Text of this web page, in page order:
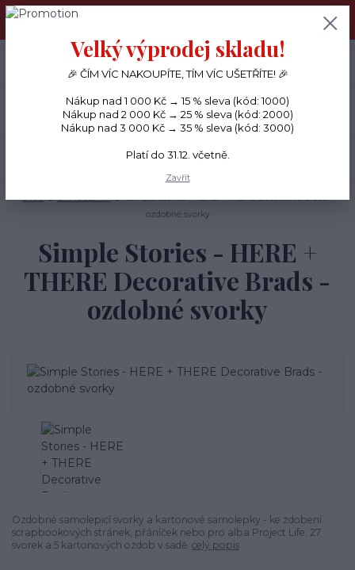
PŘÁNÍČKA a PAPÍROVÉ DÁRKY odesílám každý den, KREATIVNÍ
Menu
CZK
+420 734 380 930
(Po-Ne, 8-20 hod.)
ozdobné svorky
Simple Stories - HERE +
THERE Decorative Brads -
ozdobné svorky
Ozdobné samolepicí svorky a kartonové samolepky - ke zdobení
scrapbookových stránek, přáníček nebo pro alba Project Life. 27
svorek a 5 kartonových ozdob v sadě. celý popis
Velký výprodej skladu!
🎉 ČÍM VÍC NAKOUPÍTE, TÍM VÍC UŠETŘÍTE! 🎉
Nákup nad 1 000 Kč → 15 % sleva (kód: 1000)
Nákup nad 2 000 Kč → 25 % sleva (kód: 2000)
Nákup nad 3 000 Kč → 35 % sleva (kód: 3000)
Platí do 31.12. včetně.
Zavřít